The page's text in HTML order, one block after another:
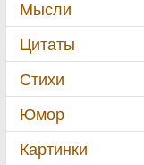
Мысли
Цитаты
Стихи
Юмор
Картинки